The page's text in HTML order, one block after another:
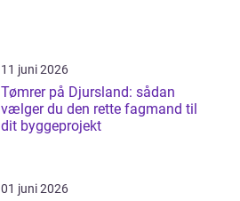
11 juni 2026
Tømrer på Djursland: sådan
vælger du den rette fagmand til
dit byggeprojekt
01 juni 2026